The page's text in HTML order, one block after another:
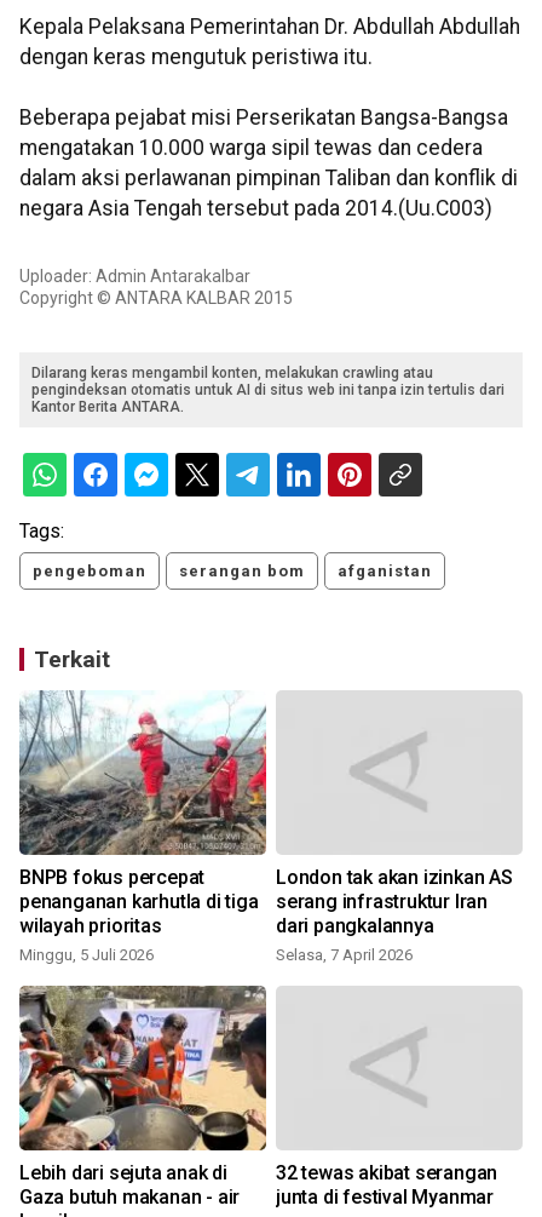
Kepala Pelaksana Pemerintahan Dr. Abdullah Abdullah
dengan keras mengutuk peristiwa itu.
Beberapa pejabat misi Perserikatan Bangsa-Bangsa
mengatakan 10.000 warga sipil tewas dan cedera
dalam aksi perlawanan pimpinan Taliban dan konflik di
negara Asia Tengah tersebut pada 2014.(Uu.C003)
Uploader: Admin Antarakalbar
Copyright © ANTARA KALBAR 2015
Dilarang keras mengambil konten, melakukan crawling atau
pengindeksan otomatis untuk AI di situs web ini tanpa izin tertulis dari
Kantor Berita ANTARA.
Tags:
pengeboman serangan bom afganistan
Terkait
BNPB fokus percepat
penanganan karhutla di tiga
wilayah prioritas
Minggu, 5 Juli 2026
London tak akan izinkan AS
serang infrastruktur Iran
dari pangkalannya
Selasa, 7 April 2026
Lebih dari sejuta anak di
Gaza butuh makanan - air
32 tewas akibat serangan
junta di festival Myanmar